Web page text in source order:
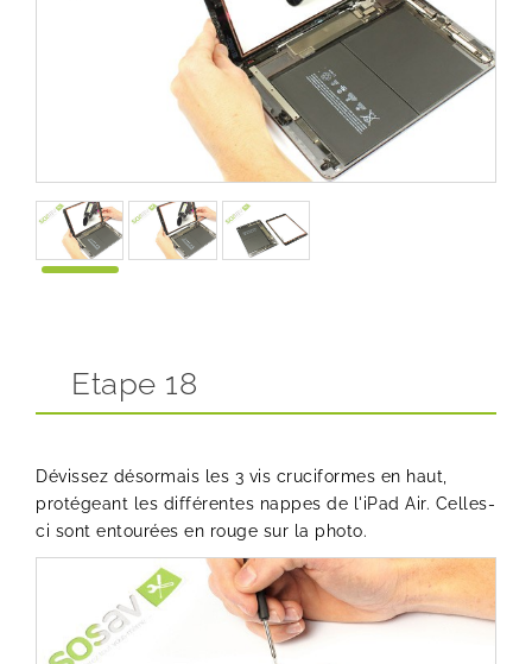
Etape 18
Dévissez désormais les 3 vis cruciformes en haut,
protégeant les différentes nappes de l'iPad Air. Celles-
ci sont entourées en rouge sur la photo.